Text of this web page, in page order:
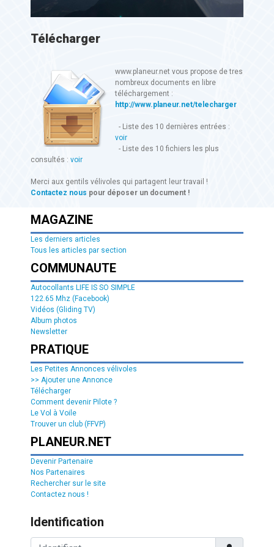
Télécharger
www.planeur.net vous propose de tres
nombreux documents en libre
téléchargement :
http://www.planeur.net/telecharger
- Liste des 10 dernières entrées :
voir
- Liste des 10 fichiers les plus
consultés : voir
Merci aux gentils vélivoles qui partagent leur travail !
Contactez nous pour déposer un document !
MAGAZINE
Les derniers articles
Tous les articles par section
COMMUNAUTE
Autocollants LIFE IS SO SIMPLE
122.65 Mhz (Facebook)
Vidéos (Gliding TV)
Album photos
Newsletter
PRATIQUE
Les Petites Annonces vélivoles
>> Ajouter une Annonce
Télécharger
Comment devenir Pilote ?
Le Vol à Voile
Trouver un club (FFVP)
PLANEUR.NET
Devenir Partenaire
Nos Partenaires
Rechercher sur le site
Contactez nous !
Identification
Identifiant